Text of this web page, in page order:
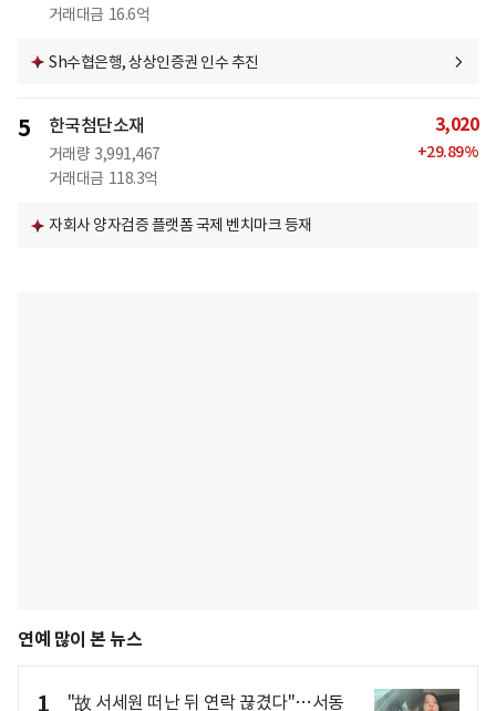
거래대금 16.6억
Sh수협은행, 상상인증권 인수 추진
5 한국첨단소재
거래량 3,991,467
거래대금 118.3억
3,020
+29.89%
자회사 양자검증 플랫폼 국제 벤치마크 등재
연예 많이 본 뉴스
1
"故 서세원 떠난 뒤 연락 끊겼다"…서동